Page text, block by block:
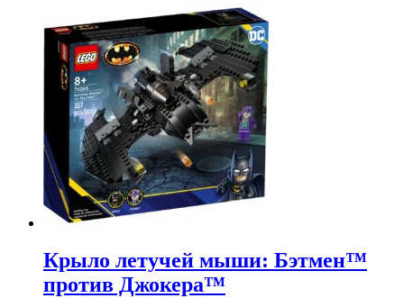
Крыло летучей мыши: Бэтмен™
против Джокера™